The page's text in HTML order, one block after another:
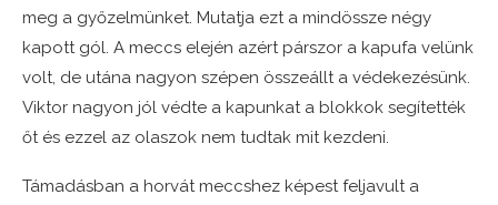
meg a győzelmünket. Mutatja ezt a mindössze négy
kapott gól. A meccs elején azért párszor a kapufa velünk
volt, de utána nagyon szépen összeállt a védekezésünk.
Viktor nagyon jól védte a kapunkat a blokkok segítették
őt és ezzel az olaszok nem tudtak mit kezdeni.
Támadásban a horvát meccshez képest feljavult a